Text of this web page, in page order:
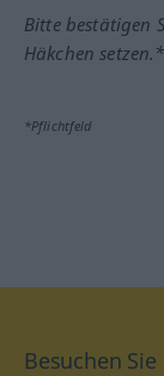
Bitte bestätigen
Häkchen setzen.*
*Pflichtfeld
Besuchen